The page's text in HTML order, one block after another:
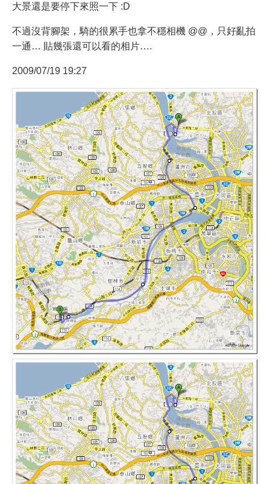
大景還是要停下來照一下 :D
不過沒背腳架，騎的很累手也拿不穩相機 @@，只好亂拍
一通… 貼幾張還可以看的相片….
2009/07/19 19:27